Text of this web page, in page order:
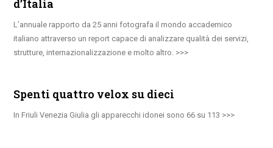
d’Italia
L’annuale rapporto da 25 anni fotografa il mondo accademico
italiano attraverso un report capace di analizzare qualità dei servizi,
strutture, internazionalizzazione e molto altro.
Spenti quattro velox su dieci
In Friuli Venezia Giulia gli apparecchi idonei sono 66 su 113